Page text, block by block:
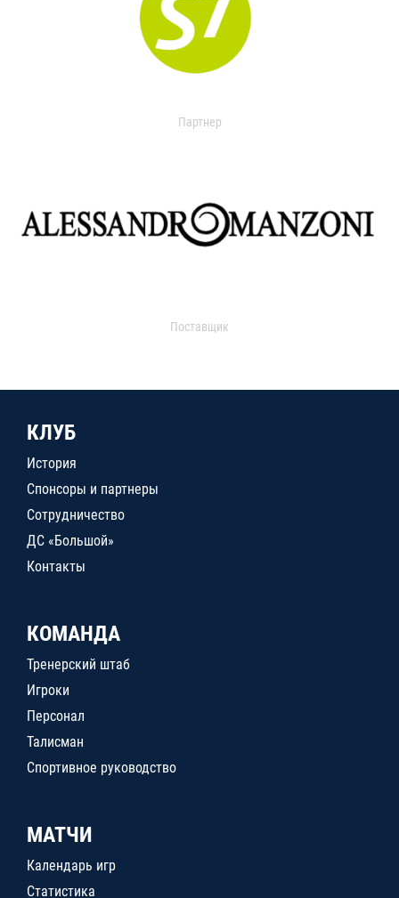
Партнер
Поставщик
КЛУБ
История
Спонсоры и партнеры
Сотрудничество
ДС «Большой»
Контакты
КОМАНДА
Тренерский штаб
Игроки
Персонал
Талисман
Спортивное руководство
МАТЧИ
Календарь игр
Статистика